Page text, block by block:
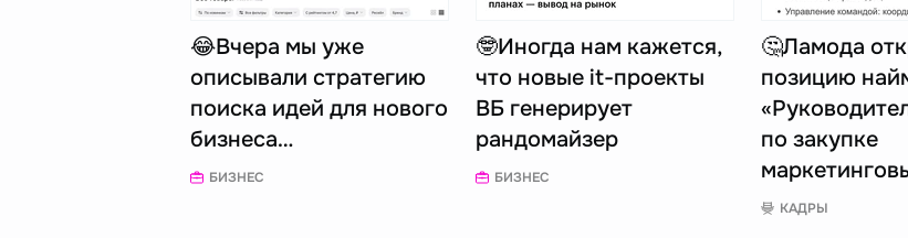
😂Вчера мы уже
описывали стратегию
поиска идей для нового
бизнеса…
БИЗНЕС
🤓Иногда нам кажется,
что новые it-проекты
ВБ генерирует
рандомайзер
БИЗНЕС
🤔Ламода
позицию
по закупке
КАДРЫ